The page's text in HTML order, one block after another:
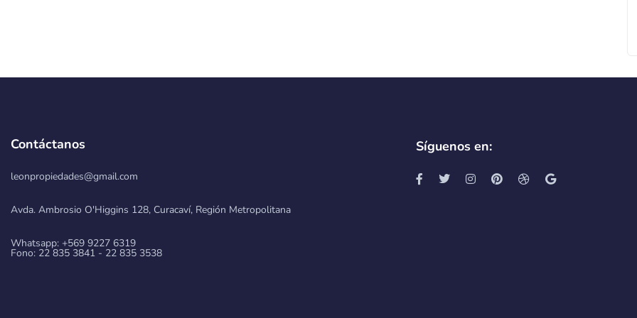
Contáctanos
leonpropiedades@gmail.com
Avda. Ambrosio O'Higgins 128, Curacaví, Región Metropolitana
Whatsapp: +569 9227 6319
Fono: 22 835 3841 - 22 835 3538
Síguenos en: